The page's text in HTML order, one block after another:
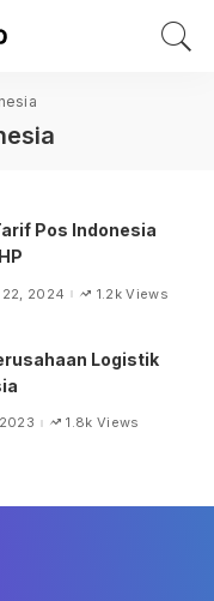
Pos Indonesia
22, 2024 1.2k Views
Logistik
1.8k Views